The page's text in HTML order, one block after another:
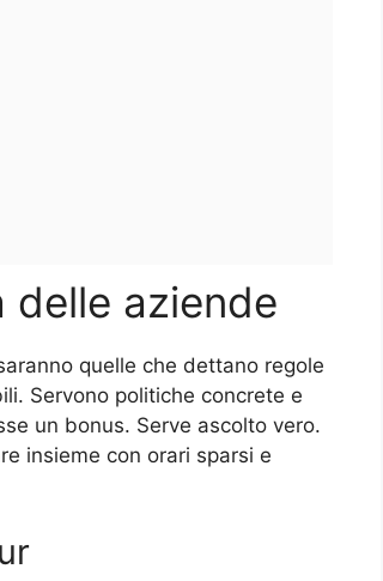
delle aziende
quelle che dettano regole
Servono politiche concrete e
un bonus. Serve ascolto vero.
insieme con orari sparsi e